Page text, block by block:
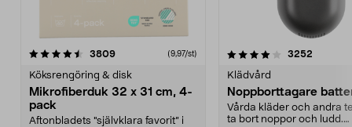
3809recensioner (9,97/st)
Köksrengöring & disk
Mikrofiberduk 32 x 31 cm, 4-
pack
Aftonbladets "självklara favorit” i
4.0av 5 stjärnor 3252
Klädvård
Noppborttagare
Vårda kläder och andra
ta bort noppor och ludd.
4.5av 5 stjärnor